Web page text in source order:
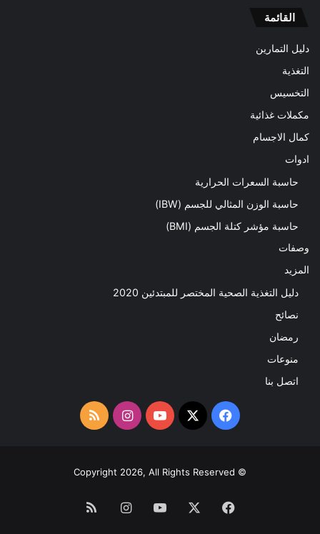
القائمة
دليل التمارين
التغذية
التخسيس
مكملات غذائية
كمال الاجسام
ادوات
حاسبة السعرات الحرارية
حاسبة الوزن المثالي للجسم (IBW)
حاسبة مؤشر كتلة الجسم (BMI)
وصفات
المزيد
دليل التغذية الصحية المختصر للمبتدئين 2020​
نصائح
رمضان
منوعات
اتصل بنا
فيسبوك
‫X
‫YouTubeانستقرامملخص
RSS
© Copyright 2026, All Rights Reserved
فيسبوك ‫YouTubeانستقرام